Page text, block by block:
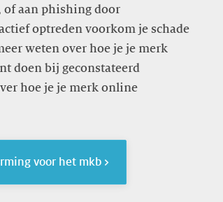
aan phishing door
optreden voorkom je schade
weten over hoe je je merk
doen bij geconstateerd
hoe je je merk online
voor het mkb >